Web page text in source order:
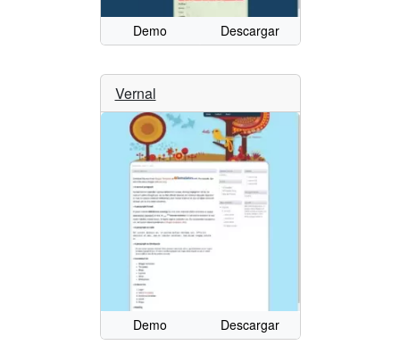
Demo Descargar
Vernal
Demo Descargar